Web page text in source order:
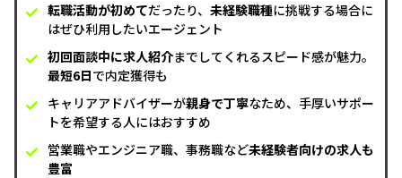
転職活動が初めてだったり、 未経験職種に挑戦する場合に
はぜひ利用したいエージェント
初回面談中に求人紹介までしてくれるスピード感が魅力。
最短6日で内定獲得も
キャリアアドバイザーが親身で丁寧なため、手厚いサポー
トを希望する人にはおすすめ
営業職やエンジニア職、事務職など未経験者向けの求人も
豊富